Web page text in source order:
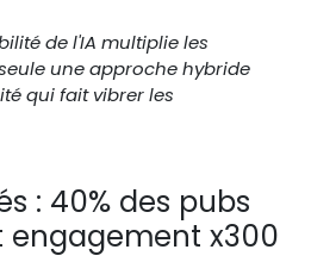
de l'IA multiplie les
une approche hybride
qui fait vibrer les
: 40% des pubs
engagement x300